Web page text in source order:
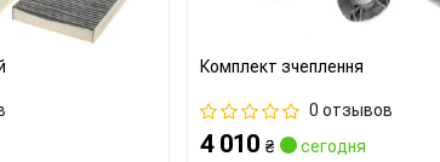
Комплект зчеплення
0 отзывов
4 010₴
сегодня